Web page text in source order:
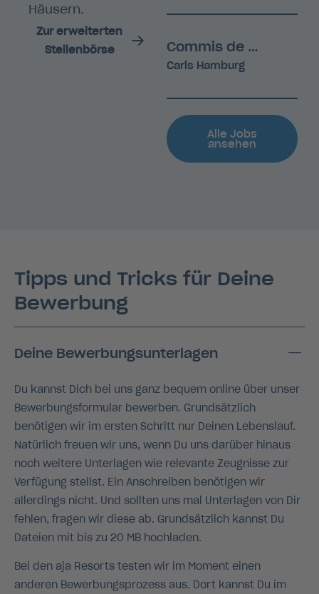
Häusern.
Zur erweiterten
Stellenbörse
Commis de Cuisine (w/m/d)
Carls Hamburg
Alle Jobs
ansehen
Tipps und Tricks für Deine
Bewerbung
Deine Bewerbungsunterlagen
Du kannst Dich bei uns ganz bequem online über unser
Bewerbungsformular bewerben. Grundsätzlich
benötigen wir im ersten Schritt nur Deinen Lebenslauf.
Natürlich freuen wir uns, wenn Du uns darüber hinaus
noch weitere Unterlagen wie relevante Zeugnisse zur
Verfügung stellst. Ein Anschreiben benötigen wir
allerdings nicht. Und sollten uns mal Unterlagen von Dir
fehlen, fragen wir diese ab. Grundsätzlich kannst Du
Dateien mit bis zu 20 MB hochladen.
Bei den aja Resorts testen wir im Moment einen
anderen Bewerbungsprozess aus. Dort kannst Du im